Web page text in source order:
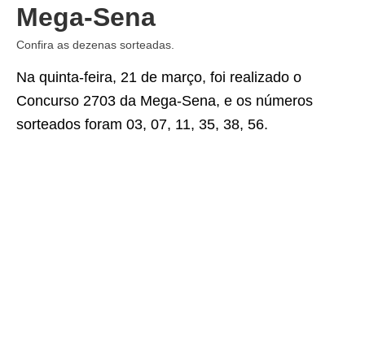
Mega-Sena
Confira as dezenas sorteadas.
Na quinta-feira, 21 de março, foi realizado o
Concurso 2703 da Mega-Sena, e os números
sorteados foram 03, 07, 11, 35, 38, 56.